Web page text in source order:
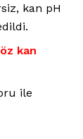
kan pH
kan
ile